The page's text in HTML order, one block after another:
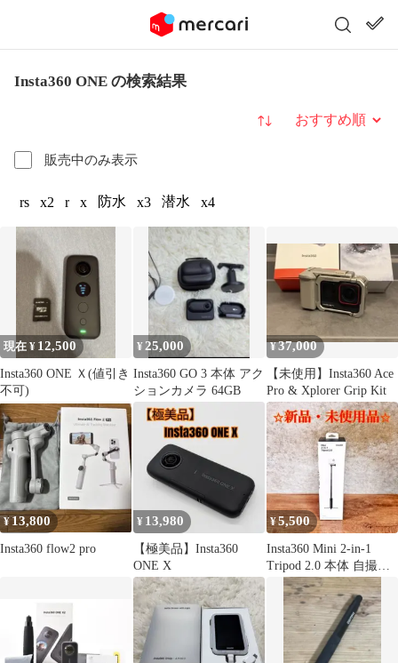
Insta360 ONE の検索結果
販売中のみ表示
並び替え
rs x2 r x 防水 x3 潜水 x4
現在 ¥ 12,500
Insta360 ONE Ｘ(値引き
不可)
¥ 25,000
Insta360 GO 3 本体 アク
ションカメラ 64GB
¥37,000
【未使用】Insta360 Ace
Pro & Xplorer Grip Kit
¥13,800
Insta360 flow2 pro
¥ 13,980
【極美品】Insta360
ONE X
¥5,500
Insta360 Mini 2-in-1
Tripod 2.0 本体 自撮り